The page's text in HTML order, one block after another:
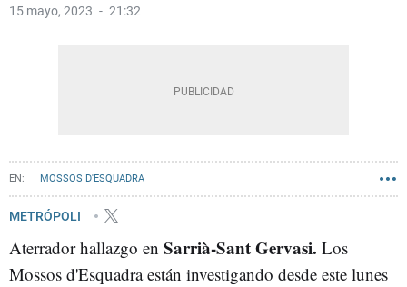
15 mayo, 2023 21:32
MOSSOS D'ESQUADRA
METRÓPOLI
Aterrador hallazgo en Sarrià-Sant Gervasi. Los
Mossos d'Esquadra están investigando desde este lunes